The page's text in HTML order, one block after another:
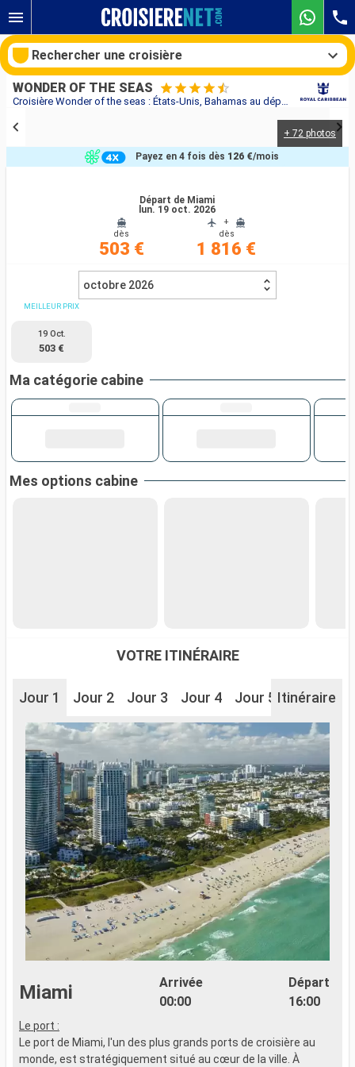
Croisière Wonder of the seas : États-Unis, Bahamas au départ de Miami
WONDER OF THE SEAS
+ 72 photos
Départ de Miami
lun. 19 oct. 2026
dès
503 €
+
dès
1 816 €
Payez en 4 fois dès 126 €/mois
octobre 2026
MEILLEUR PRIX
19 Oct.
503 €
Ma catégorie cabine
Mes options cabine
VOTRE ITINÉRAIRE
Jour 1 Jour 2 Jour 3 Jour 4 Jour 5 Itinéraire
Miami
Arrivée
00:00
Départ
16:00
Le port :
Le port de Miami, l'un des plus grands ports de croisière au
monde, est stratégiquement situé au cœur de la ville. À
Rechercher une croisière
Compagnies
Rechercher